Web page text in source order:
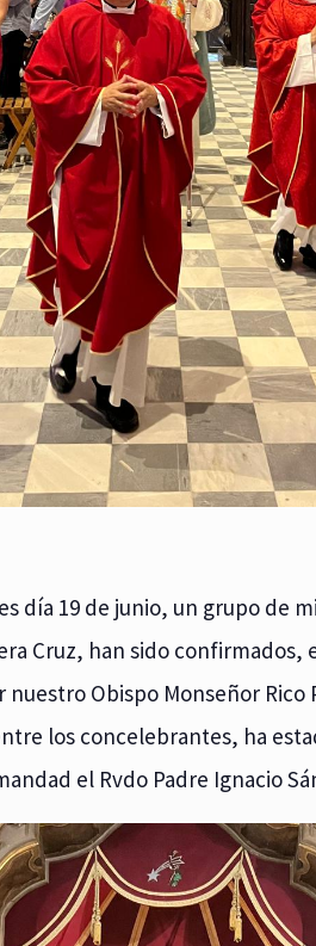
día 19 de junio, un grupo de
Cruz, han sido confirmados,
Obispo Monseñor Rico
los concelebrantes, ha
el Rvdo Padre Ignacio